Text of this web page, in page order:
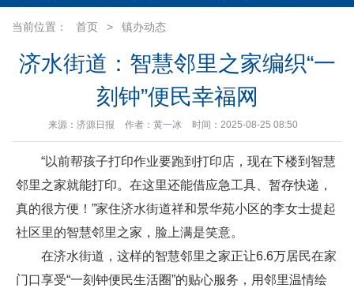
当前位置： 首页 > 镇办动态
济水街道：智慧邻里之家编织“一
刻钟”便民幸福网
来源：济源日报 作者：黄一冰 时间：2025-08-25 08:50
“以前帮孩子打印作业要跑到打印店，现在下楼到智慧
邻里之家就能打印。在这里还能借应急工具、暂存快递，
真的很方便！”家住济水街道祥和景华苑小区的李女士提起
社区里的智慧邻里之家，脸上满是笑意。
在济水街道，这样的智慧邻里之家正让6.6万居民在家
门口享受“一刻钟便民生活圈”的贴心服务，用邻里温情绘